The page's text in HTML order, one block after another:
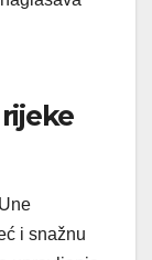
i snažnu